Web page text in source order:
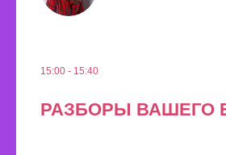
15:00 - 15:40
РАЗБОРЫ ВАШЕГО